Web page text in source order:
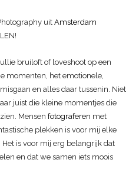
uit Amsterdam
bruiloft of loveshoot op een
momenten, het emotionele,
en alles daar tussenin. Niet
juist die kleine momentjes die
Mensen fotograferen met
plekken is voor mij elke
is voor mij erg belangrijk dat
en dat we samen iets moois